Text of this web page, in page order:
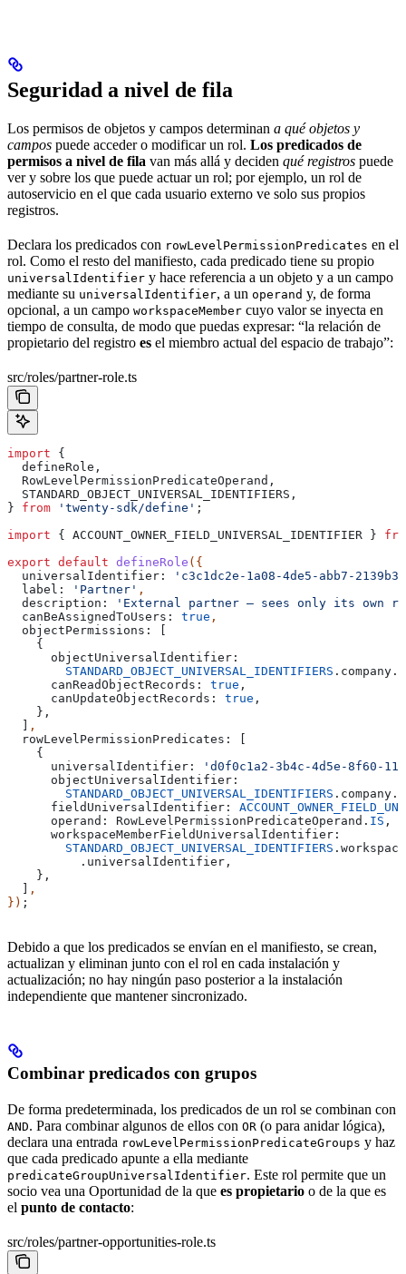
Seguridad a nivel de fila
Los permisos de objetos y campos determinan a qué objetos y
campos puede acceder o modificar un rol. Los predicados de
permisos a nivel de fila van más allá y deciden qué registros puede
ver y sobre los que puede actuar un rol; por ejemplo, un rol de
autoservicio en el que cada usuario externo ve solo sus propios
registros.
Declara los predicados con rowLevelPermissionPredicates en el
rol. Como el resto del manifiesto, cada predicado tiene su propio
universalIdentifier y hace referencia a un objeto y a un campo
mediante su universalIdentifier, a un operand y, de forma
opcional, a un campo workspaceMember cuyo valor se inyecta en
tiempo de consulta, de modo que puedas expresar: “la relación de
propietario del registro es el miembro actual del espacio de trabajo”:
src/roles/partner-role.ts
import {
  defineRole
,
  RowLevelPermissionPredicateOperand
,
  STANDARD_OBJECT_UNIVERSAL_IDENTIFIERS
,
} from 'twenty-sdk/define' ;
import { ACCOUNT_OWNER_FIELD_UNIVERSAL_IDENTIFIER }
export default defineRole ({
  universalIdentifier:
'c3c1dc2e-1a08-4de5-abb7-
  label:
'Partner' ,
  description:
'External partner — sees only its own
  canBeAssignedToUsers:
true ,
  objectPermissions:
[
    {
      objectUniversalIdentifier:
        STANDARD_OBJECT_UNIVERSAL_IDENTIFIERS
. company .
      canReadObjectRecords:
true ,
      canUpdateObjectRecords:
true ,
    },
  ]
,
  rowLevelPermissionPredicates:
[
    {
      universalIdentifier:
'd0f0c1a2-3b4c-4d5e-8f60-
      objectUniversalIdentifier:
        STANDARD_OBJECT_UNIVERSAL_IDENTIFIERS
. company .
      fieldUniversalIdentifier:
      operand:
RowLevelPermissionPredicateOperand . IS ,
      workspaceMemberFieldUniversalIdentifier:
        STANDARD_OBJECT_UNIVERSAL_IDENTIFIERS
.
          .
universalIdentifier ,
    },
  ]
,
}) ;
Debido a que los predicados se envían en el manifiesto, se crean,
actualizan y eliminan junto con el rol en cada instalación y
actualización; no hay ningún paso posterior a la instalación
independiente que mantener sincronizado.
Combinar predicados con grupos
De forma predeterminada, los predicados de un rol se combinan con
AND. Para combinar algunos de ellos con OR (o para anidar lógica),
declara una entrada rowLevelPermissionPredicateGroups y haz
que cada predicado apunte a ella mediante
predicateGroupUniversalIdentifier. Este rol permite que un
socio vea una Oportunidad de la que es propietario o de la que es
el punto de contacto:
src/roles/partner-opportunities-role.ts